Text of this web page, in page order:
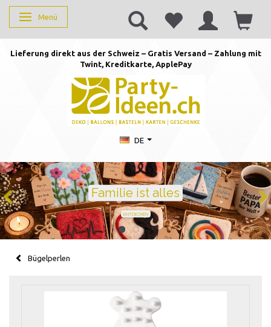
Anzeige ändern
Menü
Lieferung direkt aus der Schweiz – Gratis Versand – Zahlung mit
Twint, Kreditkarte, ApplePay
DE
Geburtstag feiern mit
Ballons · Tischdeko · Karten · Zahlen
GEBURTSTAGSDEKO ENTDECKEN
Bügelperlen